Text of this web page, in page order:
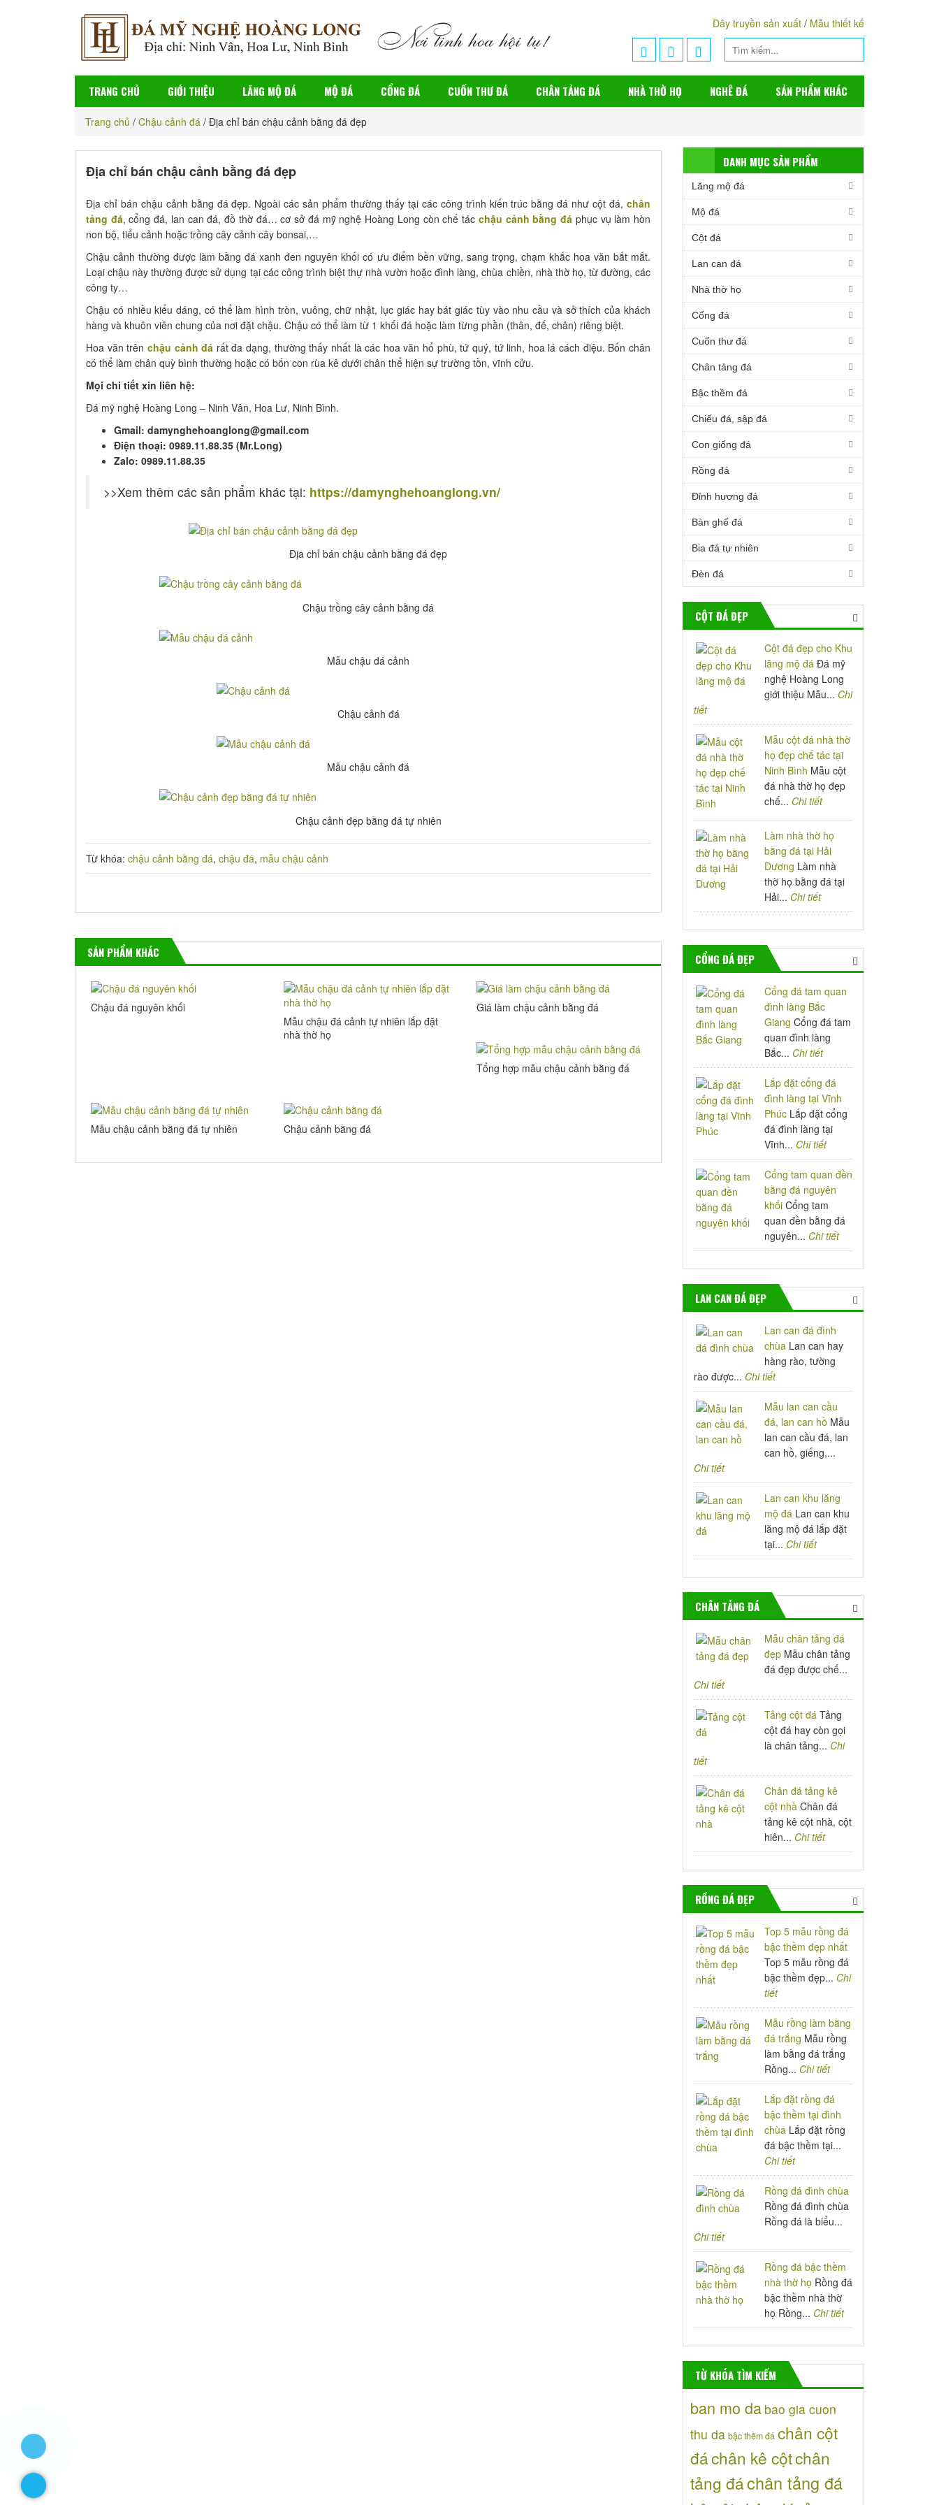
Dây truyền sản xuất/ Mẫu thiết kế
TRANG CHỦ GIỚI THIỆU LĂNG MỘ ĐÁ MỘ ĐÁ CỔNG ĐÁ CUỐN THƯ ĐÁ CHÂN TẢNG ĐÁ NHÀ THỜ HỌ NGHÊ ĐÁ SẢN PHẨM KHÁC
Trang chủ / Chậu cảnh đá / Địa chỉ bán chậu cảnh bằng đá đẹp
Địa chỉ bán chậu cảnh bằng đá đẹp
Địa chỉ bán chậu cảnh bằng đá đẹp. Ngoài các sản phẩm thường thấy tại các công trình kiến trúc bằng đá như cột đá, chân
tảng đá, cổng đá, lan can đá, đồ thờ đá… cơ sở đá mỹ nghệ Hoàng Long còn chế tác chậu cảnh bằng đá phục vụ làm hòn
non bộ, tiểu cảnh hoặc trồng cây cảnh cây bonsai,…
Chậu cảnh thường được làm bằng đá xanh đen nguyên khối có ưu điểm bền vững, sang trọng, chạm khắc hoa văn bắt mắt.
Loại chậu này thường được sử dụng tại các công trình biệt thự nhà vườn hoặc đình làng, chùa chiền, nhà thờ họ, từ đường, các
công ty…
Chậu có nhiều kiểu dáng, có thể làm hình tròn, vuông, chữ nhật, lục giác hay bát giác tùy vào nhu cầu và sở thích của khách
hàng và khuôn viên chung của nơi đặt chậu. Chậu có thể làm từ 1 khối đá hoặc làm từng phần (thân, đế, chân) riêng biệt.
Hoa văn trên chậu cảnh đá rất đa dạng, thường thấy nhất là các hoa văn hổ phù, tứ quý, tứ linh, hoa lá cách điệu. Bốn chân
có thể làm chân quỳ bình thường hoặc có bốn con rùa kê dưới chân thể hiện sự trường tồn, vĩnh cửu.
Mọi chi tiết xin liên hệ:
Đá mỹ nghệ Hoàng Long – Ninh Vân, Hoa Lư, Ninh Bình.
Gmail: damynghehoanglong@gmail.com
Điện thoại: 0989.11.88.35 (Mr.Long)
Zalo: 0989.11.88.35
>>Xem thêm các sản phẩm khác tại: https://damynghehoanglong.vn/
Địa chỉ bán chậu cảnh bằng đá đẹp
Chậu trồng cây cảnh bằng đá
Mẫu chậu đá cảnh
Chậu cảnh đá
Mẫu chậu cảnh đá
Chậu cảnh đẹp bằng đá tự nhiên
Từ khóa: chậu cảnh bằng đá, chậu đá, mẫu chậu cảnh
SẢN PHẨM KHÁC
Chậu đá nguyên khối
Mẫu chậu đá cảnh tự nhiên lắp đặt
nhà thờ họ
Giá làm chậu cảnh bằng đá
Tổng hợp mẫu chậu cảnh bằng đá
Mẫu chậu cảnh bằng đá tự nhiên Chậu cảnh bằng đá
DANH MỤC SẢN PHẨM
Lăng mộ đá
Mộ đá
Cột đá
Lan can đá
Nhà thờ họ
Cổng đá
Cuốn thư đá
Chân tảng đá
Bậc thềm đá
Chiếu đá, sập đá
Con giống đá
Rồng đá
Đỉnh hương đá
Bàn ghế đá
Bia đá tự nhiên
Đèn đá
CỘT ĐÁ ĐẸP
Cột đá đẹp cho Khu
lăng mộ đá Đá mỹ
nghệ Hoàng Long
giới thiệu Mẫu... Chi
tiết
Mẫu cột đá nhà thờ
họ đẹp chế tác tại
Ninh Bình Mẫu cột
đá nhà thờ họ đẹp
chế... Chi tiết
Làm nhà thờ họ
bằng đá tại Hải
Dương Làm nhà
thờ họ bằng đá tại
Hải... Chi tiết
CỔNG ĐÁ ĐẸP
Cổng đá tam quan
đình làng Bắc
Giang Cổng đá tam
quan đình làng
Bắc... Chi tiết
Lắp đặt cổng đá
đình làng tại Vĩnh
Phúc Lắp đặt cổng
đá đình làng tại
Vĩnh... Chi tiết
Cổng tam quan đền
bằng đá nguyên
khối Cổng tam
quan đền bằng đá
nguyên... Chi tiết
LAN CAN ĐÁ ĐẸP
Lan can đá đình
chùa Lan can hay
hàng rào, tường
rào được... Chi tiết
Mẫu lan can cầu
đá, lan can hồ Mẫu
lan can cầu đá, lan
can hồ, giếng,...
Chi tiết
Lan can khu lăng
mộ đá Lan can khu
lăng mộ đá lắp đặt
tại... Chi tiết
CHÂN TẢNG ĐÁ
Mẫu chân tảng đá
đẹp Mẫu chân tảng
đá đẹp được chế...
Chi tiết
Tảng cột đá Tảng
cột đá hay còn gọi
là chân tảng... Chi
tiết
Chân đá tảng kê
cột nhà Chân đá
tảng kê cột nhà, cột
hiên... Chi tiết
RỒNG ĐÁ ĐẸP
Top 5 mẫu rồng đá
bậc thềm đẹp nhất
Top 5 mẫu rồng đá
bậc thềm đẹp... Chi
tiết
Mẫu rồng làm bằng
đá trắng Mẫu rồng
làm bằng đá trắng
Rồng... Chi tiết
Lắp đặt rồng đá
bậc thềm tại đình
chùa Lắp đặt rồng
đá bậc thềm tại...
Chi tiết
Rồng đá đình chùa
Rồng đá đình chùa
Rồng đá là biểu...
Chi tiết
Rồng đá bậc thềm
nhà thờ họ Rồng đá
bậc thềm nhà thờ
họ Rồng... Chi tiết
TỪ KHÓA TÌM KIẾM
ban mo da bao gia cuon
thu da bậc thềm đá chân cột
đáchân kê cộtchân
tảng đáchân tảng đá